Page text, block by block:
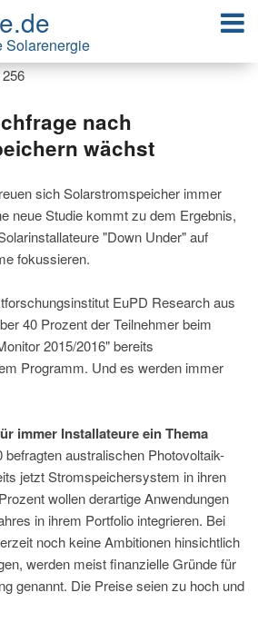
Solarenergie
nach
wächst
sich Solarstromspeicher immer
neue Studie kommt zu dem Ergebnis,
"Down Under" auf
fokussieren.
EuPD Research aus
40 Prozent der Teilnehmer beim
2015/2016" bereits
Programm. Und es werden immer
immer Installateure ein Thema
australischen Photovoltaik-
jetzt Stromspeichersystem in ihren
wollen derartige Anwendungen
in ihrem Portfolio integrieren. Bei
noch keine Ambitionen hinsichtlich
werden meist finanzielle Gründe für
genannt. Die Preise seien zu hoch und